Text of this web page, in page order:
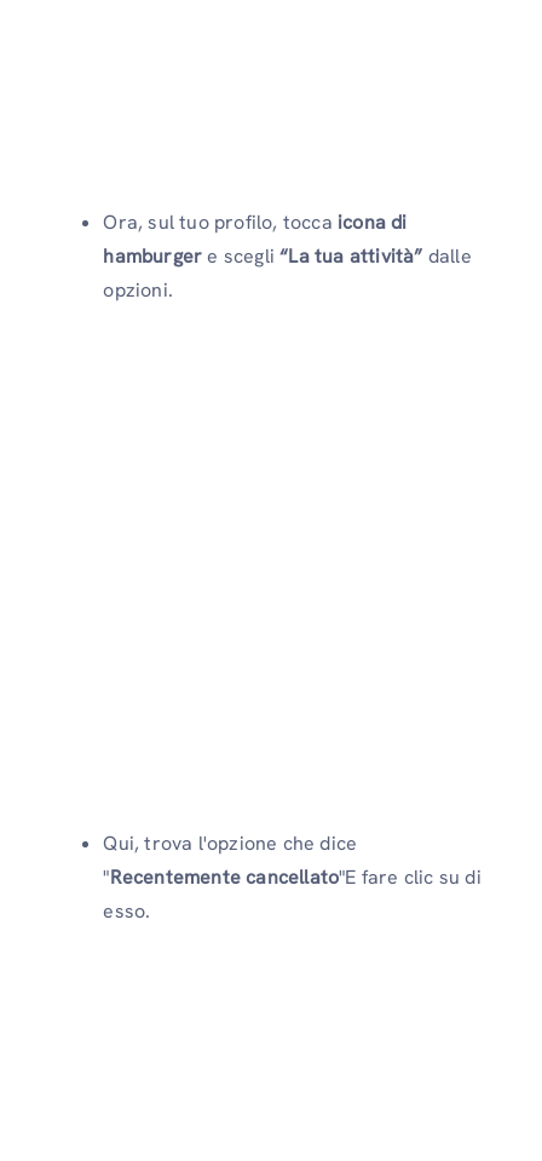
Ora, sul tuo profilo, tocca icona di
hamburgere scegli“La tua attività” dalle
opzioni.
Qui, trova l'opzione che dice
"Recentemente cancellato"E fare clic su di
esso.